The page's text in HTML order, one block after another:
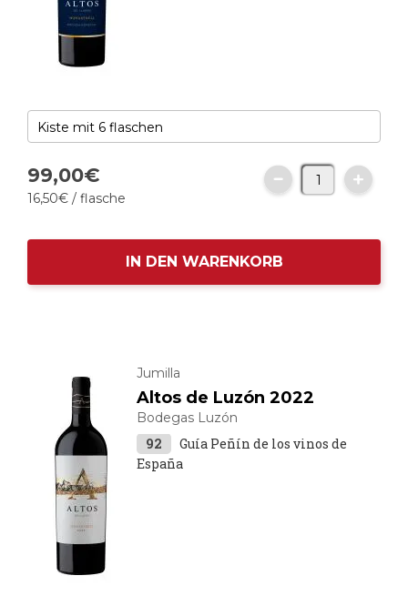
99,00€
16,50€ / flasche
IN DEN WARENKORB
Jumilla
Altos de Luzón 2022
Bodegas Luzón
92
Guía Peñín de los vinos de
España